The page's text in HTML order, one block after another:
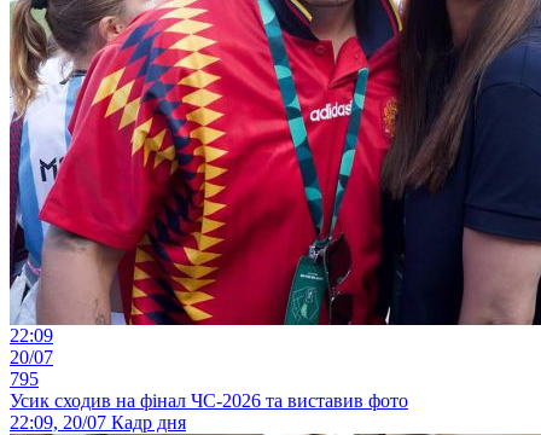
22:09
20/07
795
Усик сходив на фінал ЧС-2026 та виставив фото
22:09, 20/07 Кадр дня